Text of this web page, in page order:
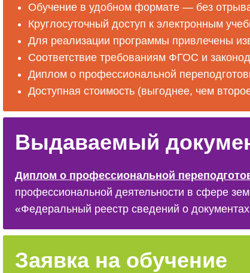
Обучение в удобном формате — без
Круглосуточный доступ к электронным
Для реализации программы привлечены
Соответствие требованиям ФГОС и
Диплом о профессиональной
Доступная стоимость (выгоднее, чем
Выдаваемый
Диплом о профессиональной
профессиональной деятельности в сфере
«Федеральный реестр сведений о
Заявка на обучение